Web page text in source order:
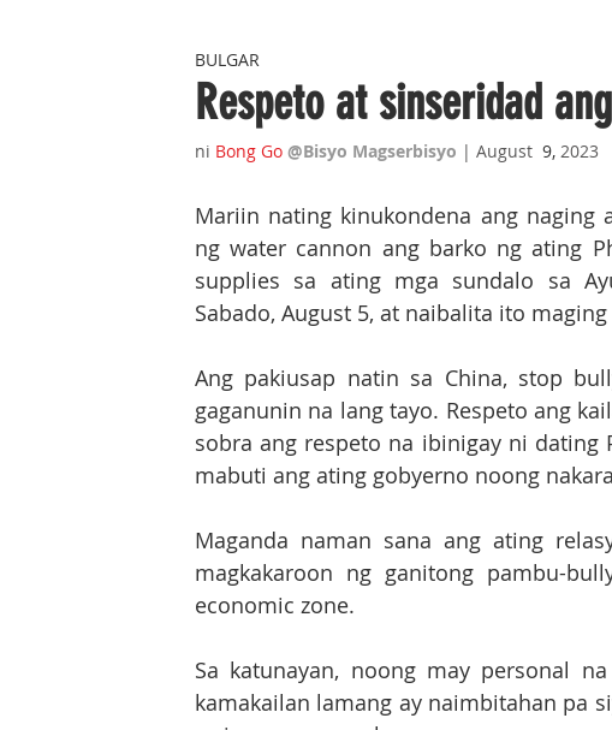
Respeto at sinseridad
BULGAR
ni Bong Go @Bisyo Magserbisyo | August
  9,
2023
Mariin nating kinukondena ang naging
ng water cannon ang barko ng ating
supplies sa ating mga sundalo sa
Sabado, August 5, at naibalita ito
Ang pakiusap natin sa China, stop
gaganunin na lang tayo. Respeto ang
sobra ang respeto na ibinigay ni dating
mabuti ang ating gobyerno noong
Maganda naman sana ang ating
magkakaroon ng ganitong pambu-
economic zone.
Sa katunayan, noong may personal
kamakailan lamang ay naimbitahan pa